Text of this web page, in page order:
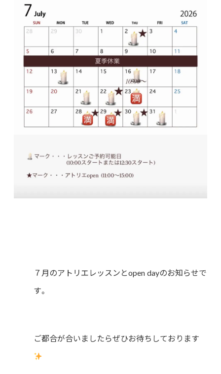
７月のアトリエレッスンとopen dayのお知らせで
す。
ご都合が合いましたらぜひお待ちしております